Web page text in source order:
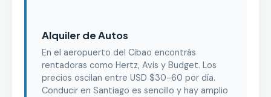
Alquiler de Autos
En el aeropuerto del Cibao encontrás
rentadoras como Hertz, Avis y Budget. Los
precios oscilan entre USD $30-60 por día.
Conducir en Santiago es sencillo y hay amplio